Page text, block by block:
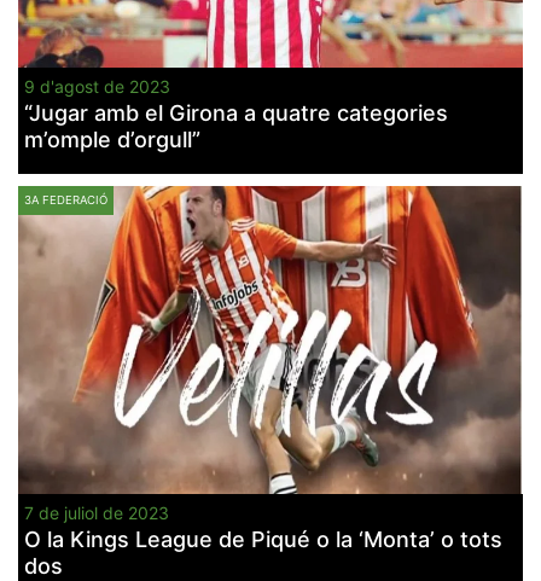
9 d'agost de 2023
“Jugar amb el Girona a quatre categories
m’omple d’orgull”
3A FEDERACIÓ
7 de juliol de 2023
O la Kings League de Piqué o la ‘Monta’ o tots
dos